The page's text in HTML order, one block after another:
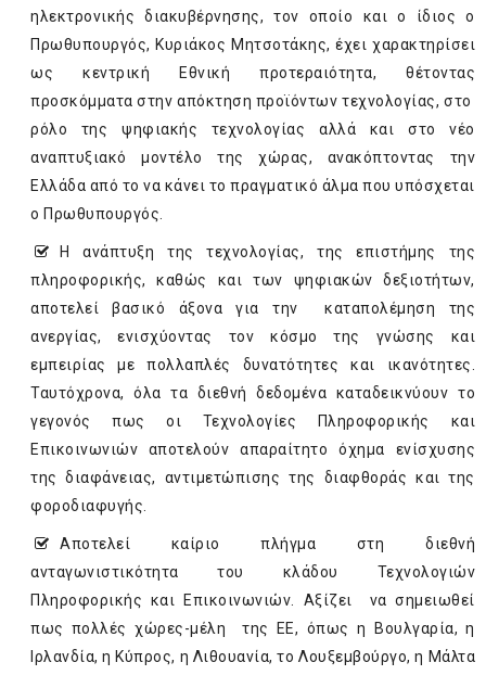
ηλεκτρονικής διακυβέρνησης, τον οποίο και ο ίδιος ο
Πρωθυπουργός, Κυριάκος Μητσοτάκης, έχει χαρακτηρίσει
ως κεντρική Εθνική προτεραιότητα, θέτοντας
προσκόμματα στην απόκτηση προϊόντων τεχνολογίας, στο
ρόλο της ψηφιακής τεχνολογίας αλλά και στο νέο
αναπτυξιακό μοντέλο της χώρας, ανακόπτοντας την
Ελλάδα από το να κάνει το πραγματικό άλμα που υπόσχεται
ο Πρωθυπουργός.
Η ανάπτυξη της τεχνολογίας, της επιστήμης της
πληροφορικής, καθώς και των ψηφιακών δεξιοτήτων,
αποτελεί βασικό άξονα για την καταπολέμηση της
ανεργίας, ενισχύοντας τον κόσμο της γνώσης και
εμπειρίας με πολλαπλές δυνατότητες και ικανότητες.
Ταυτόχρονα, όλα τα διεθνή δεδομένα καταδεικνύουν το
γεγονός πως οι Τεχνολογίες Πληροφορικής και
Επικοινωνιών αποτελούν απαραίτητο όχημα ενίσχυσης
της διαφάνειας, αντιμετώπισης της διαφθοράς και της
φοροδιαφυγής.
Αποτελεί καίριο πλήγμα στη διεθνή
ανταγωνιστικότητα του κλάδου Τεχνολογιών
Πληροφορικής και Επικοινωνιών. Αξίζει να σημειωθεί
πως πολλές χώρες-μέλη της ΕΕ, όπως η Βουλγαρία, η
Ιρλανδία, η Κύπρος, η Λιθουανία, το Λουξεμβούργο, η Μάλτα